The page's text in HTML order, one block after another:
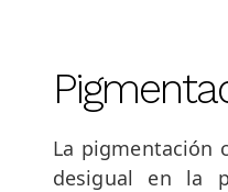
La pigmentación
desigual en la